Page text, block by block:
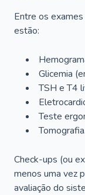
Entre os
estão:
Glicemia
TSH e T4
Teste
Tomografia.
Check-ups (ou
menos uma vez
avaliação do